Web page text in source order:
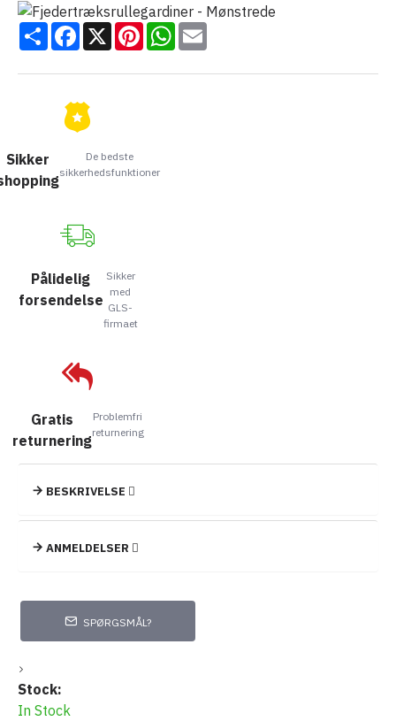
ShareFacebook
X PinterestWhatsApp
Sikker
De bedste
sikkerhedsfunktioner
Pålidelig
forsendelse
Sikker
med
GLS-
firmaet
Gratis
returnering
Problemfri
returnering
BESKRIVELSE
ANMELDELSER
SPØRGSMÅL?
Stock:
In Stock